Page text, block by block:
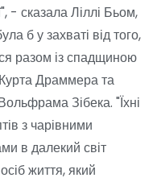
- сказала Ліллі Бьом,
б у захваті від того,
разом із спадщиною
Драммера та
Зібека. "Їхні
з чарівними
в далекий світ
життя, який